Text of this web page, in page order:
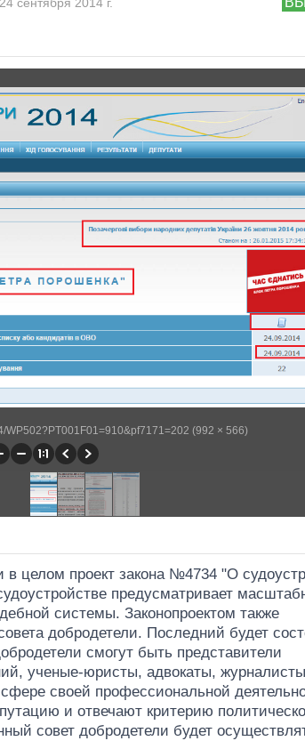
WP502?PT001F01=910&pf7171=202 (992 × 566)
целом проект закона №4734 "О
предусматривает
системы. Законопроектом также
добродетели. Последний будет
смогут быть представители
ученые-юристы, адвокаты,
своей профессиональной
и отвечают критерию
совет добродетели будет